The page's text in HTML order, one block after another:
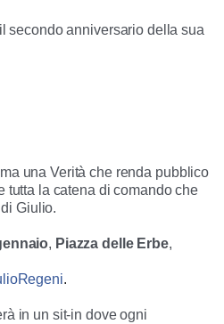
secondo anniversario della sua
una Verità che renda pubblico
tutta la catena di comando che
Giulio.
, Piazza delle Erbe,
.
in un sit-in dove ogni